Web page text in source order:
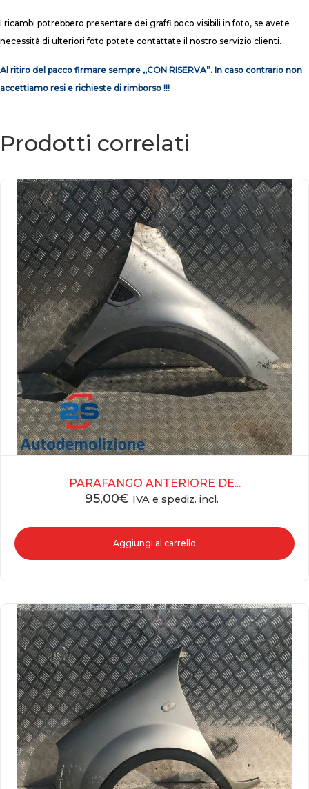
I ricambi potrebbero presentare dei graffi poco visibili in foto, se avete
necessità di ulteriori foto potete contattate il nostro servizio clienti.
Al ritiro del pacco firmare sempre ,,CON RISERVA”. In caso contrario non
accettiamo resi e richieste di rimborso !!!
Prodotti correlati
PARAFANGO ANTERIORE DE...
95,00€ IVA e spediz. incl.
Aggiungi al carrello